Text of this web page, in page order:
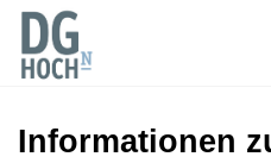
Informationen